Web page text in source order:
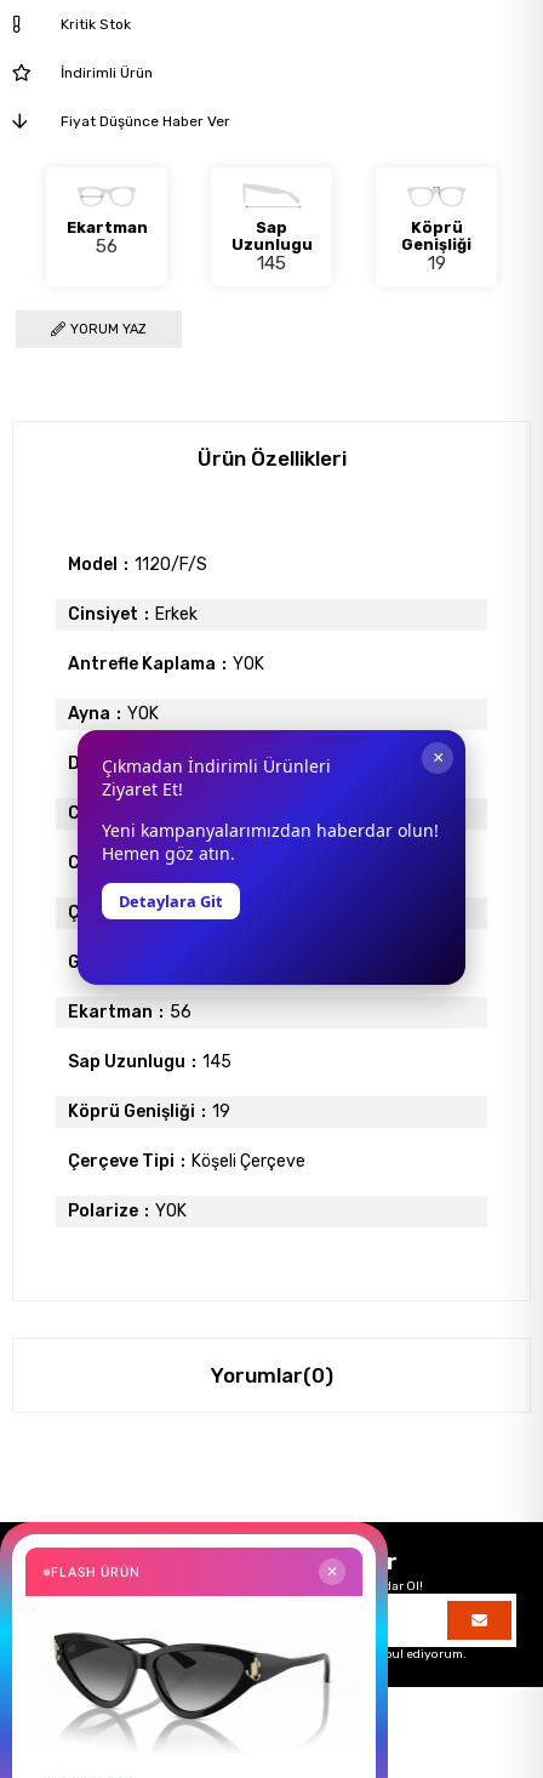
Kritik Stok
İndirimli Ürün
Fiyat Düşünce Haber Ver
Ekartman
56
Sap
Uzunlugu
145
Köprü
Genişliği
19
YORUM YAZ
Ürün Özellikleri
Model 1120/F/S
Cinsiyet Erkek
Antrefle Kaplama YOK
Ayna YOK
Degrade YOK
Cam Materyali
Cam Rengi KAHVE
Çerçeve Materyali
Gövde Rengi
Ekartman 56
Sap Uzunlugu 145
Köprü Genişliği 19
Çerçeve Tipi Köşeli Çerçeve
Polarize YOK
Yorumlar(0)
Size Özel Kampanyalar
Hemen Kayıt Ol Fırsatlardan Önce Sen Haberdar Ol!
Üyelik koşullarınıvekişisel verilerimin korunmasını kabul ediyorum.
×
Çıkmadan İndirimli Ürünleri
Ziyaret Et!
Yeni kampanyalarımızdan haberdar olun!
Hemen göz atın.
Detaylara Git
FLASH ÜRÜN ✕